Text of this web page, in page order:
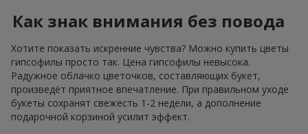
Как знак внимания без повода
Хотите показать искренние чувства? Можно купить цветы
гипсофилы просто так. Цена гипсофилы невысока.
Радужное облачко цветочков, составляющих букет,
произведёт приятное впечатление. При правильном уходе
букеты сохранят свежесть 1-2 недели, а дополнение
подарочной корзиной усилит эффект.